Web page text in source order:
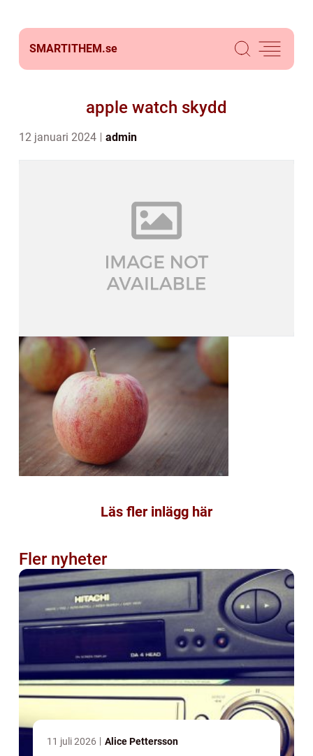
SMARTITHEM.se
apple watch skydd
12 januari 2024 admin
Läs fler inlägg här
Fler nyheter
11 juli 2026 Alice Pettersson